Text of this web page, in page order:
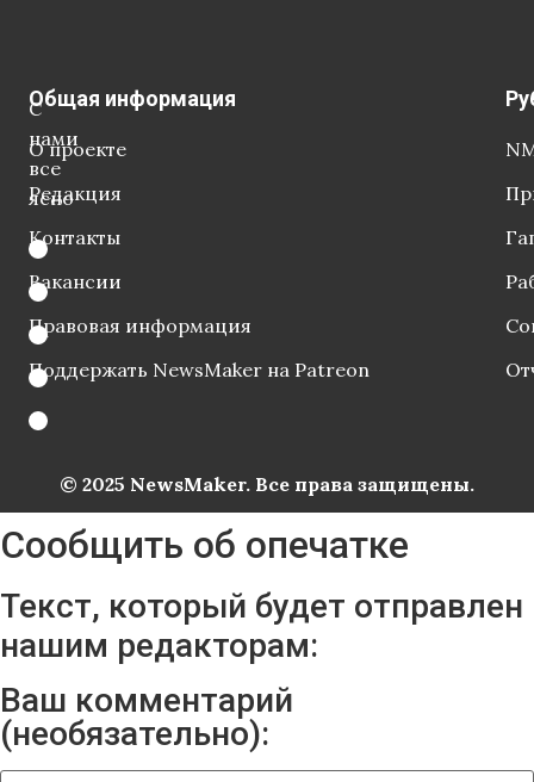
С
нами
все
ясно
Общая информация
О проекте
Редакция
Контакты
Вакансии
Правовая информация
Поддержать NewsMaker на Patreon
© 2025 NewsMaker. Все права защищены.
Сообщить об опечатке
Текст, который будет отправлен
нашим редакторам:
Ваш комментарий
(необязательно):